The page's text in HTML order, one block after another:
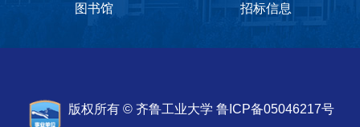
图书馆 招标信息
版权所有 © 齐鲁工业大学 鲁ICP备05046217号